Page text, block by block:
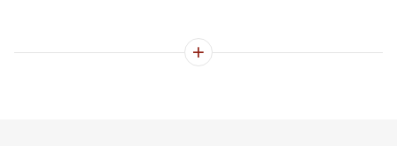
Кліпони можуть відрізнятися «наповненням» лінз. Це